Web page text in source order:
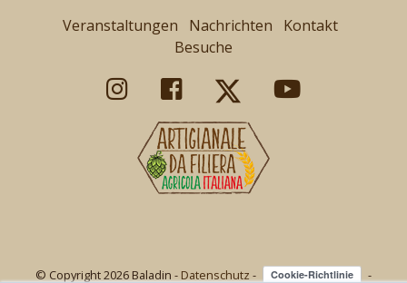
Veranstaltungen Nachrichten
Kontakt
Besuche
© Copyright 2026 Baladin - Datenschutz -
-